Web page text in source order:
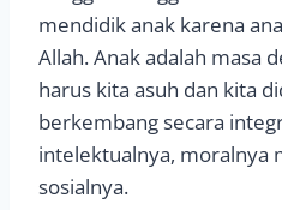
mendidik anak karena
Allah. Anak adalah masa
harus kita asuh dan kita
berkembang secara
intelektualnya, moralnya
sosialnya.